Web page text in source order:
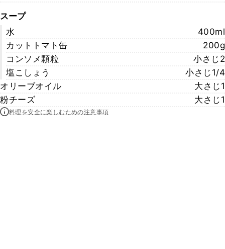
スープ
水
400ml
カットトマト缶
200g
コンソメ顆粒
小さじ2
塩こしょう
小さじ1/4
オリーブオイル
大さじ1
粉チーズ
大さじ1
料理を安全に楽しむための注意事項